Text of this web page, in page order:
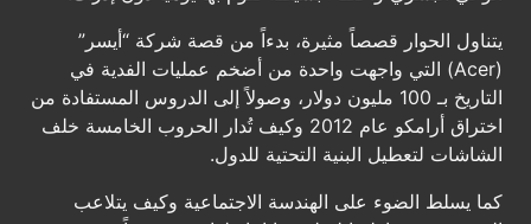
يتناول الحوار قصصاً مثيرة، بدءاً من قصة شركة “أيسر”
(Acer) التي واجهت واحدة من أضخم عمليات الفدية في
التاريخ بـ 100 مليون دولار، وصولاً إلى الدروس المستفادة من
اختراق أرامكو عام 2012 وكيف تُدار الحروب الخامسة خلف
الشاشات لتعطيل البنية التحتية للدول.
كما يسلط الضوء على الهندسة الاجتماعية وكيف يتلاعب